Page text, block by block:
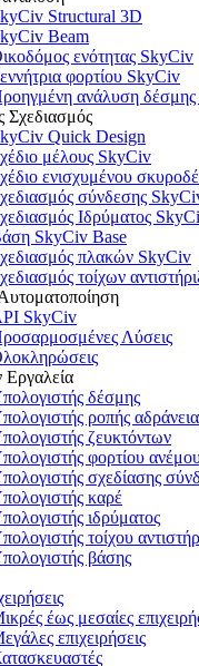
Structural 3D
Beam
ενότητας SkyCiv
φορτίου SkyCiv
ανάλυση
Σχεδιασμός
Quick Design
μέλους SkyCiv
ενισχυμένου
σύνδεσης
Ιδρύματος
SkyCiv Base
πλακών SkyCiv
τοίχων
SkyCiv
Λύσεις
δέσμης
ροπής
ζευκτόντων
φορτίου
σχεδίασης
καρέ
ιδρύματος
τοίχου
βάσης
έως μεσαίες
επιχειρήσεις